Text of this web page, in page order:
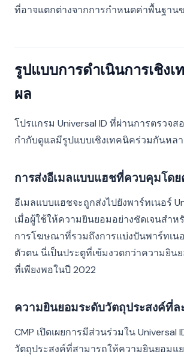
ที่อาจแตกต่างจากการกำหนดค่าพื้นฐา
รูปแบบการดำเนินการเชิง
ผล
โปรแกรม Universal ID ที่ผ่านการตรวจ
กำกับดูแลมีรูปแบบเชิงเทคนิคร่วมกันหล
การส่งอีเมลแบบแฮชที่ควบคุมโด
อีเมลแบบแฮชจะถูกส่งไปยังพาร์ทเนอร์
เมื่อผู้ใช้ให้ความยินยอมอย่างชัดเจนสำห
การโฆษณาที่รวมถึงการแบ่งปันพาร์ทเน
ตัวตน นี่เป็นประตูที่เข้มงวดกว่าความยิ
ที่เพียงพอในปี 2022
ความยินยอมระดับวัตถุประสงค์ที่ล
CMP เปิดเผยการมีส่วนร่วมใน Universal
วัตถุประสงค์ที่สามารถให้ความยินยอมแ